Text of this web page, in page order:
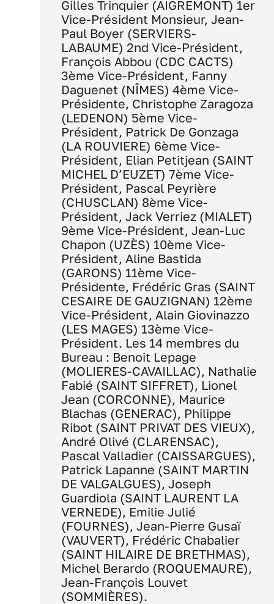
Gilles Trinquier (AIGREMONT) 1er
Vice-Président Monsieur, Jean-
Paul Boyer (SERVIERS-
LABAUME) 2nd Vice-Président,
François Abbou (CDC CACTS)
3ème Vice-Président, Fanny
Daguenet (NÎMES) 4ème Vice-
Présidente, Christophe Zaragoza
(LEDENON) 5ème Vice-
Président, Patrick De Gonzaga
(LA ROUVIERE) 6ème Vice-
Président, Elian Petitjean (SAINT
MICHEL D’EUZET) 7ème Vice-
Président, Pascal Peyrière
(CHUSCLAN) 8ème Vice-
Président, Jack Verriez (MIALET)
9ème Vice-Président, Jean-Luc
Chapon (UZÈS) 10ème Vice-
Président, Aline Bastida
(GARONS) 11ème Vice-
Présidente, Frédéric Gras (SAINT
CESAIRE DE GAUZIGNAN) 12ème
Vice-Président, Alain Giovinazzo
(LES MAGES) 13ème Vice-
Président. Les 14 membres du
Bureau : Benoit Lepage
(MOLIERES-CAVAILLAC), Nathalie
Fabié (SAINT SIFFRET), Lionel
Jean (CORCONNE), Maurice
Blachas (GENERAC), Philippe
Ribot (SAINT PRIVAT DES VIEUX),
André Olivé (CLARENSAC),
Pascal Valladier (CAISSARGUES),
Patrick Lapanne (SAINT MARTIN
DE VALGALGUES), Joseph
Guardiola (SAINT LAURENT LA
VERNEDE), Emilie Julié
(FOURNES), Jean-Pierre Gusaï
(VAUVERT), Frédéric Chabalier
(SAINT HILAIRE DE BRETHMAS),
Michel Berardo (ROQUEMAURE),
Jean-François Louvet
(SOMMIÈRES).